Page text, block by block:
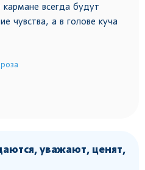
всегда будут
чувства, а в голове куча
уважают, ценят,